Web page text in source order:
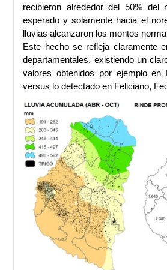
recibieron alrededor del 50% del
esperado y solamente hacia el
lluvias alcanzaron los montos
Este hecho se refleja claramente
departamentales, existiendo un
valores obtenidos por ejemplo en
versus lo detectado en Feliciano,